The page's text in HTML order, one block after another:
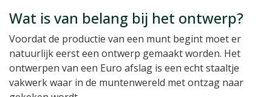
Wat is van belang bij het ontwerp?
Voordat de productie van een munt begint moet er
natuurlijk eerst een ontwerp gemaakt worden. Het
ontwerpen van een Euro afslag is een echt staaltje
vakwerk waar in de muntenwereld met ontzag naar